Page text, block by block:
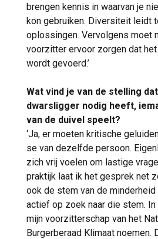
brengen kennis in waarvan je
kon gebruiken. Diversiteit leidt
oplossingen. Vervolgens moet
voorzitter ervoor zorgen dat
wordt gevoerd.’
Wat vind je van de stelling
dwarsligger nodig heeft,
van de duivel speelt?
‘Ja, er moeten kritische
se van dezelfde persoon.
zich vrij voelen om lastige
praktijk laat ik het gesprek net
ook de stem van de
actief op zoek naar die stem.
mijn voorzitterschap van het
Burgerberaad Klimaat noemen.